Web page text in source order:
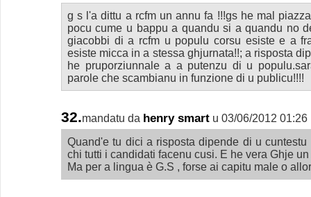
g s l'a dittu a rcfm un annu fa !!!gs he mal
pocu cume u bappu a quandu si a quandu no
giacobbi di a rcfm u populu corsu esiste e a
esiste micca in a stessa ghjurnata!!; a risposta
he pruporziunnale a a putenzu di u
parole che scambianu in funzione di u publicu!!!!
32.mandatu da henry smart u 03/06/2012 01:26
Quand'e tu dici a risposta dipende di u
chi tutti i candidati facenu cusi. E he vera Ghje
Ma per a lingua è G.S , forse ai capitu male o